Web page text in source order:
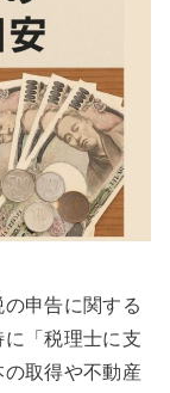
申告に関する
「税理士に支
取得や不動産